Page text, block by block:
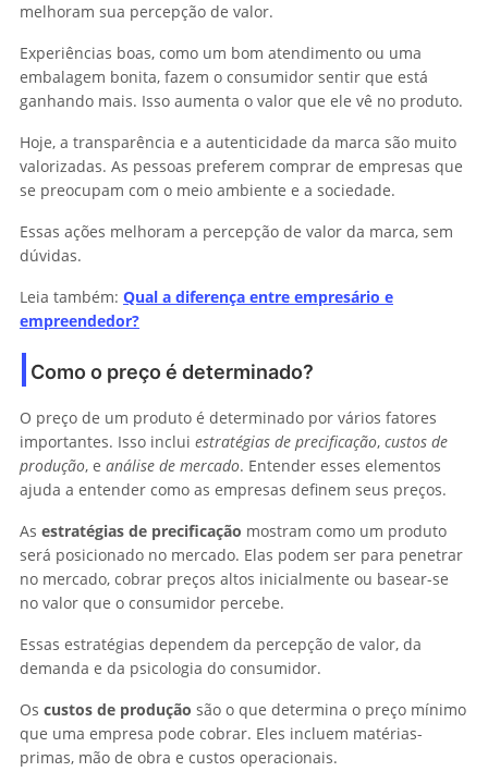
melhoram sua percepção de valor.
Experiências boas, como um bom atendimento ou uma
embalagem bonita, fazem o consumidor sentir que está
ganhando mais. Isso aumenta o valor que ele vê no produto.
Hoje, a transparência e a autenticidade da marca são muito
valorizadas. As pessoas preferem comprar de empresas que
se preocupam com o meio ambiente e a sociedade.
Essas ações melhoram a percepção de valor da marca, sem
dúvidas.
Leia também: Qual a diferença entre empresário e
empreendedor?
Como o preço é determinado?
O preço de um produto é determinado por vários fatores
importantes. Isso inclui estratégias de precificação, custos de
produção, e análise de mercado. Entender esses elementos
ajuda a entender como as empresas definem seus preços.
As estratégias de precificação mostram como um produto
será posicionado no mercado. Elas podem ser para penetrar
no mercado, cobrar preços altos inicialmente ou basear-se
no valor que o consumidor percebe.
Essas estratégias dependem da percepção de valor, da
demanda e da psicologia do consumidor.
Os custos de produção são o que determina o preço mínimo
que uma empresa pode cobrar. Eles incluem matérias-
primas, mão de obra e custos operacionais.